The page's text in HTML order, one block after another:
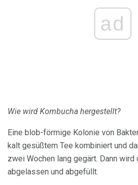
ad
Wie wird Kombucha hergestellt?
Eine blob-förmige Kolonie von
kalt gesüßtem Tee kombiniert und
zwei Wochen lang gegärt. Dann
abgelassen und abgefüllt.